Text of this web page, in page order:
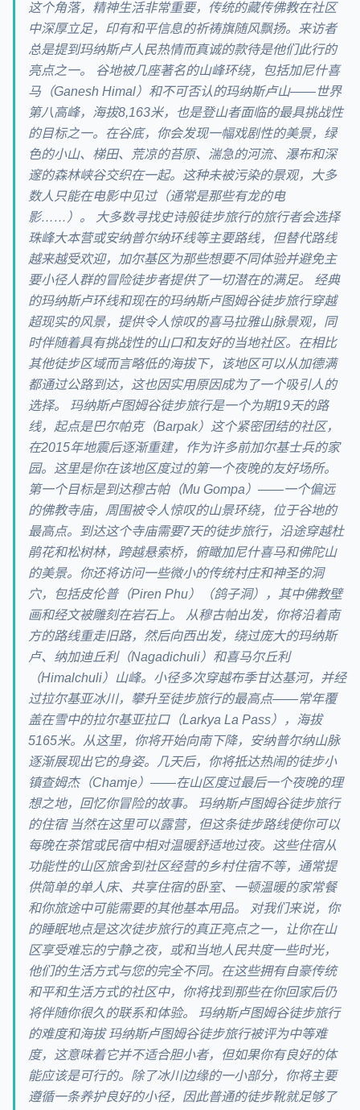
这个角落，精神生活非常重要，传统的藏传佛教在社区
中深厚立足，印有和平信息的祈祷旗随风飘扬。来访者
总是提到玛纳斯卢人民热情而真诚的款待是他们此行的
亮点之一。 谷地被几座著名的山峰环绕，包括加尼什喜
马（Ganesh Himal）和不可否认的玛纳斯卢山——世界
第八高峰，海拔8,163米，也是登山者面临的最具挑战性
的目标之一。在谷底，你会发现一幅戏剧性的美景，绿
色的小山、梯田、荒凉的苔原、湍急的河流、瀑布和深
邃的森林峡谷交织在一起。这种未被污染的景观，大多
数人只能在电影中见过（通常是那些有龙的电
影……）。 大多数寻找史诗般徒步旅行的旅行者会选择
珠峰大本营或安纳普尔纳环线等主要路线，但替代路线
越来越受欢迎，加尔基区为那些想要不同体验并避免主
要小径人群的冒险徒步者提供了一切潜在的满足。 经典
的玛纳斯卢环线和现在的玛纳斯卢图姆谷徒步旅行穿越
超现实的风景，提供令人惊叹的喜马拉雅山脉景观，同
时伴随着具有挑战性的山口和友好的当地社区。在相比
其他徒步区域而言略低的海拔下，该地区可以从加德满
都通过公路到达，这也因实用原因成为了一个吸引人的
选择。 玛纳斯卢图姆谷徒步旅行是一个为期19天的路
线，起点是巴尔帕克（Barpak）这个紧密团结的社区，
在2015年地震后逐渐重建，作为许多前加尔基士兵的家
园。这里是你在该地区度过的第一个夜晚的友好场所。
第一个目标是到达穆古帕（Mu Gompa）——一个偏远
的佛教寺庙，周围被令人惊叹的山景环绕，位于谷地的
最高点。到达这个寺庙需要7天的徒步旅行，沿途穿越杜
鹃花和松树林，跨越悬索桥，俯瞰加尼什喜马和佛陀山
的美景。你还将访问一些微小的传统村庄和神圣的洞
穴，包括皮伦普（Piren Phu）（鸽子洞），其中佛教壁
画和经文被雕刻在岩石上。 从穆古帕出发，你将沿着南
方的路线重走旧路，然后向西出发，绕过庞大的玛纳斯
卢、纳加迪丘利（Nagadichuli）和喜马尔丘利
（Himalchuli）山峰。小径多次穿越布季甘达基河，并经
过拉尔基亚冰川，攀升至徒步旅行的最高点——常年覆
盖在雪中的拉尔基亚拉口（Larkya La Pass），海拔
5165米。从这里，你将开始向南下降，安纳普尔纳山脉
逐渐展现出它的身姿。几天后，你将抵达热闹的徒步小
镇查姆杰（Chamje）——在山区度过最后一个夜晚的理
想之地，回忆你冒险的故事。 玛纳斯卢图姆谷徒步旅行
的住宿 当然在这里可以露营，但这条徒步路线使你可以
每晚在茶馆或民宿中相对温暖舒适地过夜。这些住宿从
功能性的山区旅舍到社区经营的乡村住宿不等，通常提
供简单的单人床、共享住宿的卧室、一顿温暖的家常餐
和你旅途中可能需要的其他基本用品。 对我们来说，你
的睡眠地点是这次徒步旅行的真正亮点之一，让你在山
区享受难忘的宁静之夜，或和当地人民共度一些时光，
他们的生活方式与您的完全不同。在这些拥有自豪传统
和平和生活方式的社区中，你将找到那些在你回家后仍
将伴随你很久的联系和体验。 玛纳斯卢图姆谷徒步旅行
的难度和海拔 玛纳斯卢图姆谷徒步旅行被评为中等难
度，这意味着它并不适合胆小者，但如果你有良好的体
能应该是可行的。除了冰川边缘的一小部分，你将主要
遵循一条养护良好的小径，因此普通的徒步靴就足够了